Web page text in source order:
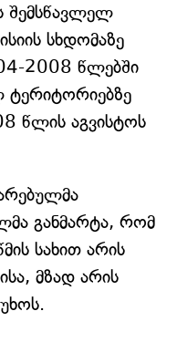
შემსწავლელ
სხდომაზე
2008 წლებში
ტერიტორიებზე
წლის აგვისტოს
განმარტა, რომ
სახით არის
მზად არის